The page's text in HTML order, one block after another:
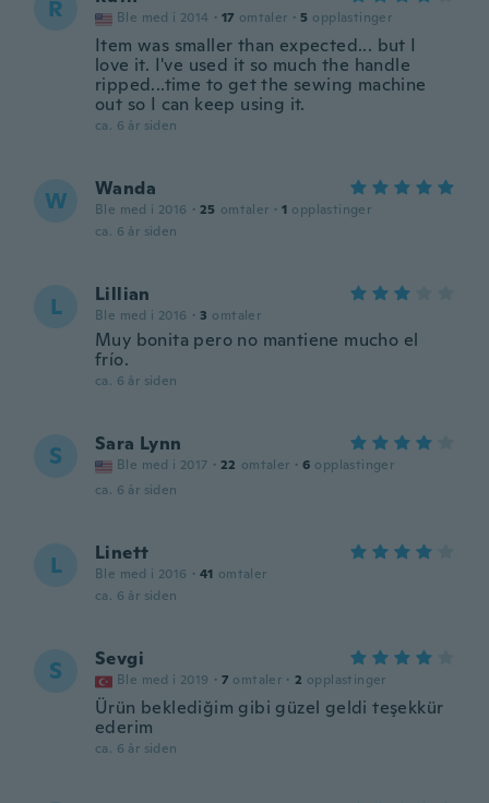
R Ble med i 2014 · 17 omtaler · 5 opplastinger
Item was smaller than expected... but I
love it. I've used it so much the handle
ripped...time to get the sewing machine
out so I can keep using it.
ca. 6 år siden
W Wanda
Ble med i 2016 · 25 omtaler · 1 opplastinger
ca. 6 år siden
L Lillian
Ble med i 2016 · 3 omtaler
Muy bonita pero no mantiene mucho el
frío.
ca. 6 år siden
S Sara Lynn
Ble med i 2017 · 22 omtaler · 6 opplastinger
ca. 6 år siden
L Linett
Ble med i 2016 · 41 omtaler
ca. 6 år siden
S Sevgi
Ble med i 2019 · 7 omtaler · 2 opplastinger
Ürün beklediğim gibi güzel geldi teşekkür
ederim
ca. 6 år siden